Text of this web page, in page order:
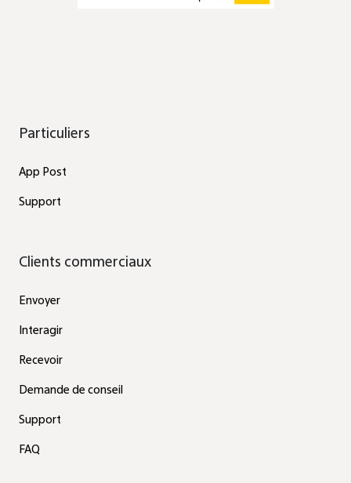
Particuliers
App Post
Support
Clients commerciaux
Envoyer
Interagir
Recevoir
Demande de conseil
Support
FAQ